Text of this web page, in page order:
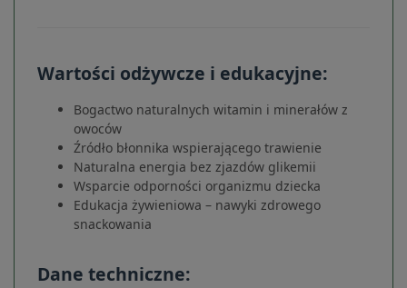
Wartości odżywcze i edukacyjne:
Bogactwo naturalnych witamin i minerałów z
owoców
Źródło błonnika wspierającego trawienie
Naturalna energia bez zjazdów glikemii
Wsparcie odporności organizmu dziecka
Edukacja żywieniowa – nawyki zdrowego
snackowania
Dane techniczne: